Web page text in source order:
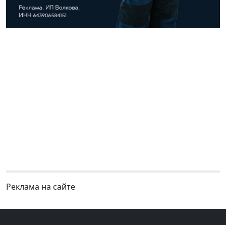
Реклама на сайте